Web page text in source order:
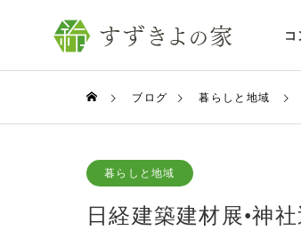
コ
ブログ 暮らしと地域
暮らしと地域
日経建築建材展•神社